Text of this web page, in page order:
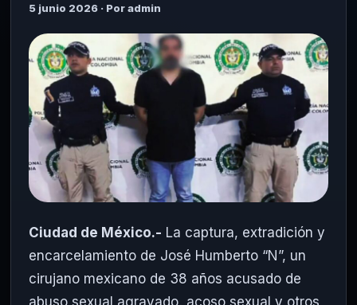
5 junio 2026 · Por admin
Ciudad de México.- La captura, extradición y
encarcelamiento de José Humberto “N”, un
cirujano mexicano de 38 años acusado de
abuso sexual agravado, acoso sexual y otros